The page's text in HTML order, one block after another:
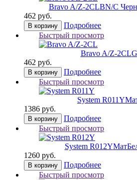
Bravo A/Z-2CLBN/C
462 руб.
В корзину
Подробнее
Быстрый просмотр
Bravo A/Z-2CL
462 руб.
В корзину
Подробнее
Быстрый просмотр
System R011Y
1386 руб.
В корзину
Подробнее
Быстрый просмотр
System R012Y
1260 руб.
В корзину
Подробнее
Быстрый просмотр